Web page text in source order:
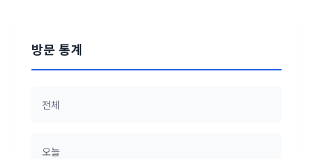
방문 통계
전체
오늘